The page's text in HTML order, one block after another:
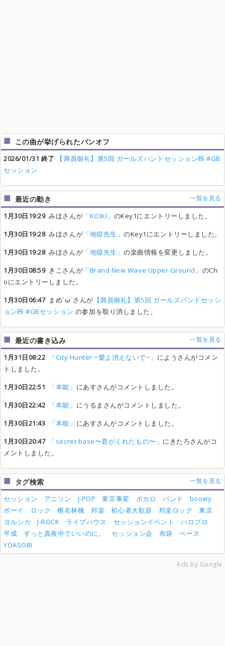
この曲が挙げられたバンオフ
2026/01/31 終了
【満員御礼】第5回 ガールズバンドセッション🧸 #GB
セッション
最近の動き 一覧を見る
1月30日19:29みほさんが 「KOIKI」 のKey1にエントリーしました。
1月30日19:28みほさんが 「地獄先生」のKey1にエントリーしました。
1月30日19:28みほさんが 「地獄先生」の楽曲情報を変更しました。
1月30日08:59きこさんが 「Brand New Wave Upper Ground」 のCh
oにエントリーしました。
1月30日06:47まめ´ω`さんが 【満員御礼】第5回 ガールズバンドセッシ
ョン🧸 #GBセッション の参加を取り消しました。
最近の書き込み 一覧を見る
1月31日08:22 「City Hunter ~愛よ消えないで~」 にようさんがコメン
トしました。
1月30日22:51
「本能」 にあすさんがコメントしました。
1月30日22:42
「本能」 にうるまさんがコメントしました。
1月30日21:43
「本能」 にあすさんがコメントしました。
1月30日20:47
「secret base〜君がくれたもの〜」 にきたろさんがコ
メントしました。
タグ検索 一覧を見る
セッション アニソン J-POP 東京事変 ボカロ バンド
boowy
ボーイ
ロック 椎名林檎 邦楽 初心者大歓迎 邦楽ロック
東京
ヨルシカ
J-ROCK ライブハウス セッションイベント
ハロプロ
平成
ずっと真夜中でいいのに。 セッション会 布袋
ベース
YOASOBI
Ads by Google